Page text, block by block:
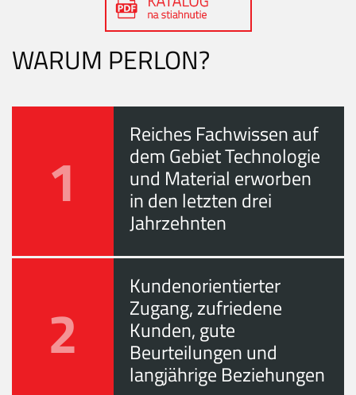
WARUM PERLON?
1
Reiches Fachwissen auf
dem Gebiet Technologie
und Material erworben
in den letzten drei
Jahrzehnten
2
Kundenorientierter
Zugang, zufriedene
Kunden, gute
Beurteilungen und
langjährige Beziehungen